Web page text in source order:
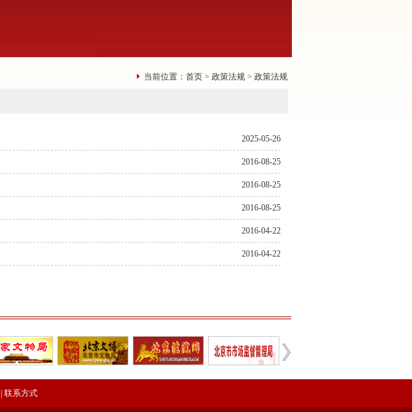
当前位置： 首页 > 政策法规 > 政策法规
2025-05-26
2016-08-25
2016-08-25
2016-08-25
2016-04-22
2016-04-22
联系方式